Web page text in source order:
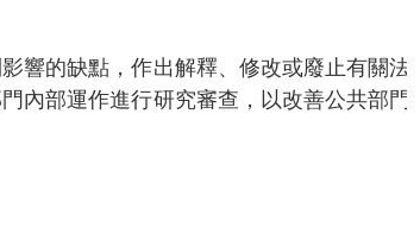
響的缺點，作出解釋、修改或廢止有關法規
內部運作進行研究審查，以改善公共部門的